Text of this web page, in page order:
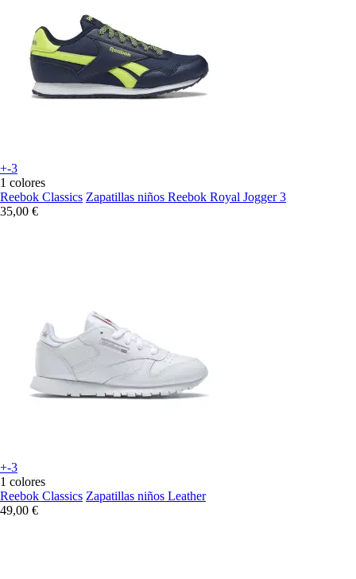
+-3
1 colores
Reebok Classics Zapatillas niños Reebok Royal Jogger 3
35,00 €
+-3
1 colores
Reebok Classics Zapatillas niños Leather
49,00 €